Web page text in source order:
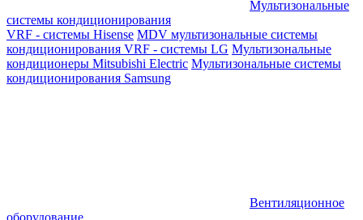
Мультизональные
системы кондиционирования
VRF - системы Hisense MDV мультизональные системы
кондиционирования VRF - системы LG Мультизональные
кондиционеры Mitsubishi Electric Мультизональные системы
кондиционирования Samsung
Вентиляционное
оборудование